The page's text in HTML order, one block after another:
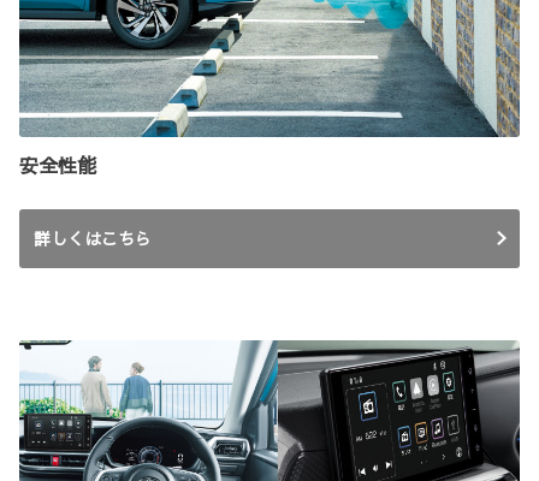
安全性能
詳しくはこちら